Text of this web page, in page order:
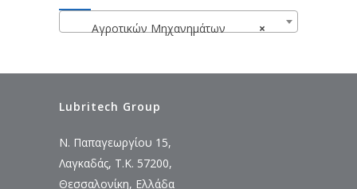
×
Αγροτικών Μηχανημάτων
Lubritech Group
Ν. Παπαγεωργίου 15,
Λαγκαδάς, Τ.Κ. 57200,
Θεσσαλονίκη, Ελλάδα